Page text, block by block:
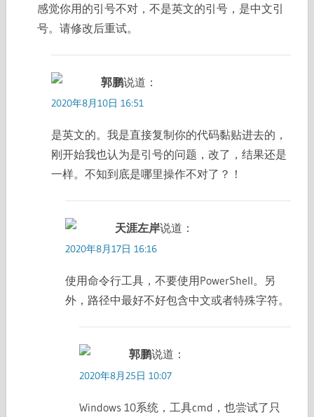
感觉你用的引号不对，不是英文的引号，是中文引
号。请修改后重试。
郭鹏说道：
2020年8月10日 16:51
是英文的。我是直接复制你的代码黏贴进去的，
刚开始我也认为是引号的问题，改了，结果还是
一样。不知到底是哪里操作不对了？！
天涯左岸说道：
2020年8月17日 16:16
使用命令行工具，不要使用PowerShell。另
外，路径中最好不好包含中文或者特殊字符。
郭鹏说道：
2020年8月25日 10:07
Windows 10系统，工具cmd，也尝试了只